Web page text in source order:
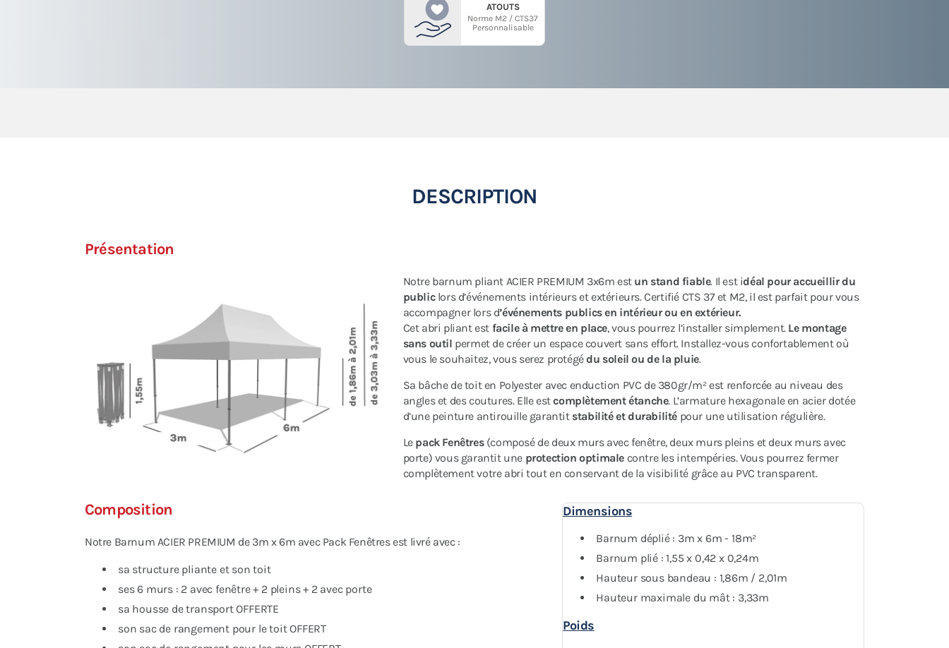
ATOUTS
Norme M2 / CTS37
Personnalisable
DESCRIPTION
Présentation
Notre barnum pliant ACIER PREMIUM 3x6m est un stand fiable. Il est idéal pour accueillir du
publiclors d’événements intérieurs et extérieurs. Certifié CTS 37 et M2, il est parfait pour vous
accompagner lors d’événements publics en intérieur ou en extérieur.
Cet abri pliant est facile à mettre en place, vous pourrez l’installer simplement. Le montage
sans outil permet de créer un espace couvert sans effort. Installez-vous confortablement où
vous le souhaitez, vous serez protégédu soleil ou de la pluie.
Sa bâche de toit en Polyester avec enduction PVC de 380gr/m² est renforcée au niveau des
angles et des coutures. Elle estcomplètement étanche. L’armature hexagonale en acier dotée
d’une peinture antirouille garantit stabilité et durabilité pour une utilisation régulière.
Le pack Fenêtres (composé de deux murs avec fenêtre, deux murs pleins et deux murs avec
porte) vous garantit une protection optimale contre les intempéries. Vous pourrez fermer
complètement votre abri tout en conservant de la visibilité grâce au PVC transparent.
Composition
Notre Barnum ACIER PREMIUM de 3m x 6m avec Pack Fenêtres est livré avec :
sa structure pliante et son toit
ses 6 murs : 2 avec fenêtre + 2 pleins + 2 avec porte
sa housse de transport OFFERTE
son sac de rangement pour le toit OFFERT
Dimensions
Barnum déplié : 3m x 6m - 18m²
Barnum plié : 1,55 x 0,42 x 0,24m
Hauteur sous bandeau : 1,86m / 2,01m
Hauteur maximale du mât : 3,33m
Poids